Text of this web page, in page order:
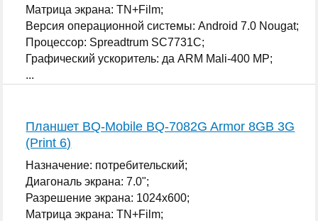
Матрица экрана: TN+Film;
Версия операционной системы: Android 7.0 Nougat;
Процессор: Spreadtrum SC7731C;
Графический ускоритель: да ARM Mali-400 MP;
...
Планшет BQ-Mobile BQ-7082G Armor 8GB 3G
(Print 6)
Назначение: потребительский;
Диагональ экрана: 7.0";
Разрешение экрана: 1024x600;
Матрица экрана: TN+Film;